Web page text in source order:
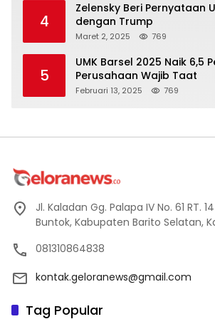
4
Zelensky Beri Pernyataan
dengan Trump
Maret 2, 2025 769
5
UMK Barsel 2025 Naik 6,5
Perusahaan Wajib Taat
Februari 13, 2025 769
Jl. Kaladan Gg. Palapa IV No. 61 RT.
Buntok, Kabupaten Barito Selatan,
081310864838
kontak.geloranews@gmail.com
Tag Popular